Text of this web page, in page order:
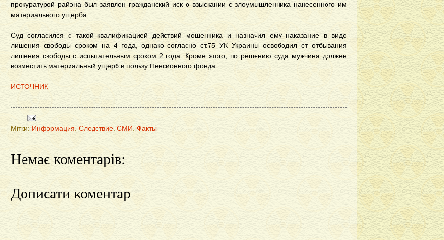
прокуратурой района был заявлен гражданский иск о взыскании с злоумышленника нанесенного им
материального ущерба.
Суд согласился с такой квалификацией действий мошенника и назначил ему наказание в виде
лишения свободы сроком на 4 года, однако согласно ст.75 УК Украины освободил от отбывания
лишения свободы с испытательным сроком 2 года. Кроме этого, по решению суда мужчина должен
возместить материальный ущерб в пользу Пенсионного фонда.
ИСТОЧНИК
Мітки: Информация, Следствие, СМИ , Факты
Немає коментарів:
Дописати коментар